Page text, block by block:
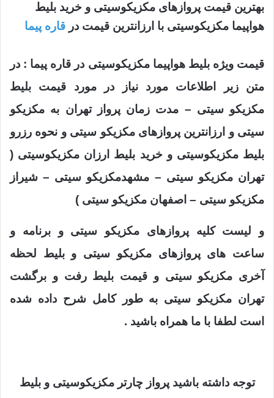
بهترین قیمت پروازهای مکزیکوسیتی و خرید بلیط
هواپیما مکزیکوسیتی با ارزانترین قیمت در قاره پیما
قیمت ویژه بلیط هواپیما مکزیکوسیتی در قاره پیما : در
متن زیر اطلاعات مورد نیاز در مورد قیمت بلیط
مکزیکو سیتی – مدت زمان پرواز تهران به مکزیکو
سیتی و ارزانترین پروازهای مکزیکو سیتی و نحوه رزرو
بلیط مکزیکوسیتی و خرید بلیط ارزان مکزیکوسیتی (
تهران مکزیکو سیتی – مشهدمکزیکو سیتی – شیراز
مکزیکو سیتی – اصفهان مکزیکو سیتی )
و لیست کلیه پروازهای مکزیکو سیتی و برنامه و
ساعت های پروازهای مکزیکو سیتی و بلیط لحظه
آخری مکزیکو سیتی و قیمت بلیط رفت و برگشت
تهران مکزیکو سیتی به طور کامل شرح داده شده
است لطفا با ما همراه باشید .
توجه داشته باشید پرواز چارتر مکزیکوسیتی و بلیط